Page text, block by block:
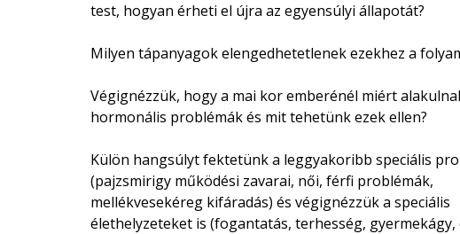
test, hogyan érheti el újra az egyensúlyi állapotát?
Milyen tápanyagok elengedhetetlenek ezekhez a
Végignézzük, hogy a mai kor emberénél miért
hormonális problémák és mit tehetünk ezek ellen?
Külön hangsúlyt fektetünk a leggyakoribb speciális
(pajzsmirigy működési zavarai, női, férfi problémák,
mellékvesekéreg kifáradás) és végignézzük a speciális
élethelyzeteket is (fogantatás, terhesség, gyermekágy,